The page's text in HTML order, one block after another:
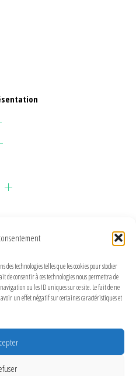
technologies telles que les cookies pour stocker
de consentir à ces technologies nous permettra de
ou les ID uniques sur ce site. Le fait de ne
un effet négatif sur certaines caractéristiques et